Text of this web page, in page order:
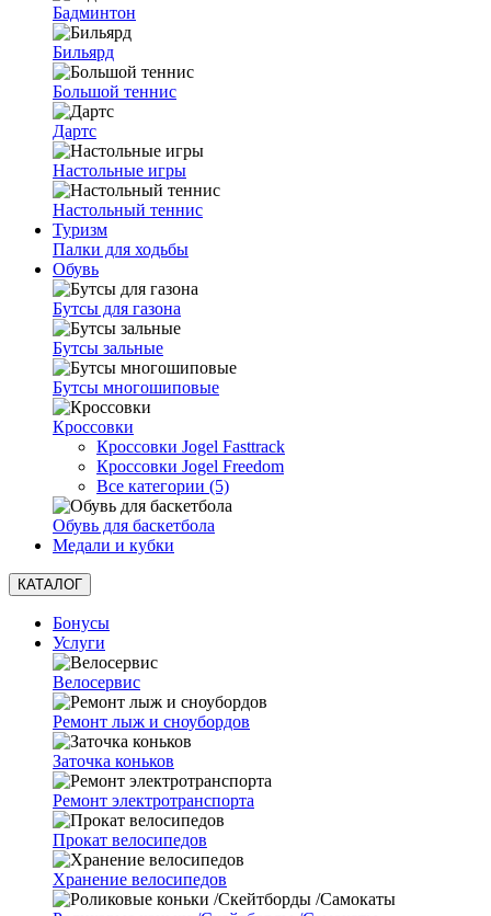
Бадминтон
Бильярд
Большой теннис
Дартс
Настольные игры
Настольный теннис
Туризм
Палки для ходьбы
Обувь
Бутсы для газона
Бутсы зальные
Бутсы многошиповые
Кроссовки
Кроссовки Jogel Fasttrack
Кроссовки Jogel Freedom
Все категории (5)
Обувь для баскетбола
Медали и кубки
КАТАЛОГ
Бонусы
Услуги
Велосервис
Ремонт лыж и сноубордов
Заточка коньков
Ремонт электротранспорта
Прокат велосипедов
Хранение велосипедов